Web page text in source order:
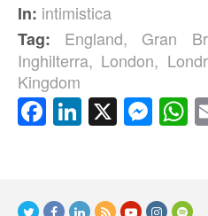
In: intimistica
Tag:
England, Gran
Inghilterra, London,
Kingdom
Facebook
LinkedIn
X